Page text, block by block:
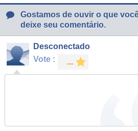
Gostamos de ouvir o que
deixe seu comentário.
Desconectado
Vote :